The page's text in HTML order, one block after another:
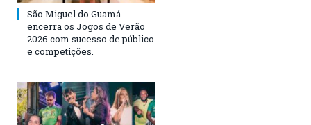
São Miguel do Guamá
encerra os Jogos de Verão
2026 com sucesso de público
e competições.